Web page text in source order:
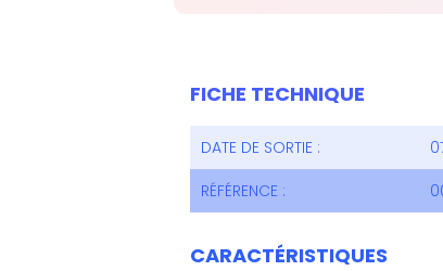
FICHE TECHNIQUE
DATE DE SORTIE :
RÉFÉRENCE :
CARACTÉRISTIQUES